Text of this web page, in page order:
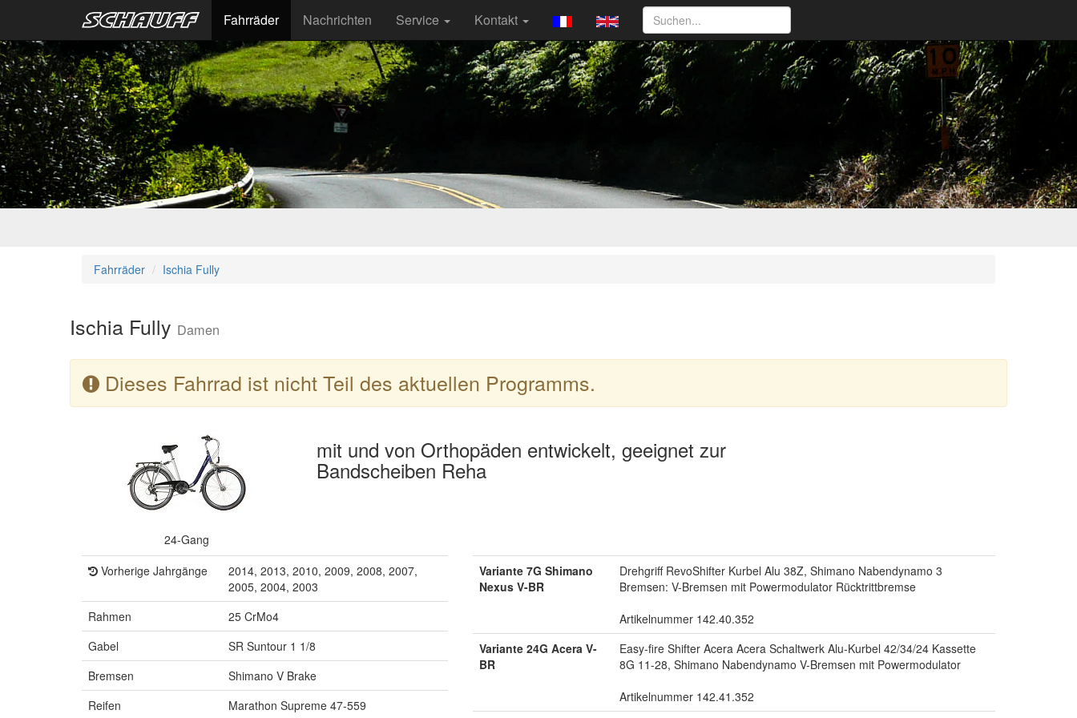
Fahrräder Nachrichten Service Kontakt
Fahrräder Ischia Fully
Ischia Fully Damen
Dieses Fahrrad ist nicht Teil des aktuellen Programms.
24-Gang
mit und von Orthopäden entwickelt, geeignet zur
Bandscheiben Reha
Vorherige Jahrgänge
2014, 2013, 2010, 2009, 2008, 2007,
2005, 2004, 2003
Rahmen
25 CrMo4
Gabel
SR Suntour 1 1/8
Bremsen
Shimano V Brake
Reifen
Marathon Supreme 47-559
Variante 7G Shimano
Nexus V-BR
Drehgriff RevoShifter Kurbel Alu 38Z, Shimano Nabendynamo 3
Bremsen: V-Bremsen mit Powermodulator Rücktrittbremse
Artikelnummer 142.40.352
Variante 24G Acera V-
BR
Easy-fire Shifter Acera Acera Schaltwerk Alu-Kurbel 42/34/24 Kassette
8G 11-28, Shimano Nabendynamo V-Bremsen mit Powermodulator
Artikelnummer 142.41.352